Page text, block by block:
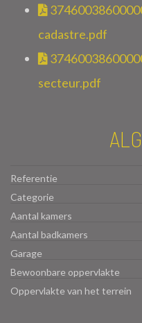
cadastre.pdf
secteur.pdf
Referentie
Categorie
Aantal kamers
Aantal badkamers
Garage
Bewoonbare oppervlakte
Oppervlakte van het terrein